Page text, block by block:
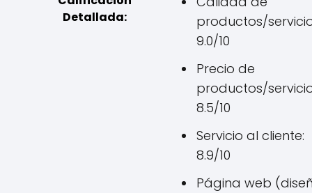
Detallada:
productos/
9.0/10
Precio de
productos/
8.5/10
Servicio al cliente:
8.9/10
Página web